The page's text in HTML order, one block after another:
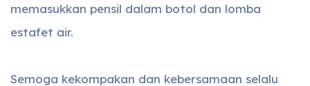
memasukkan pensil dalam botol dan lomba
estafet air.
Semoga kekompakan dan kebersamaan selalu